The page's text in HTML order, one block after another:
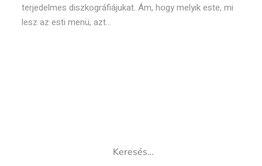
terjedelmes diszkográfiájukat. Ám, hogy melyik este, mi
lesz az esti menü, azt...